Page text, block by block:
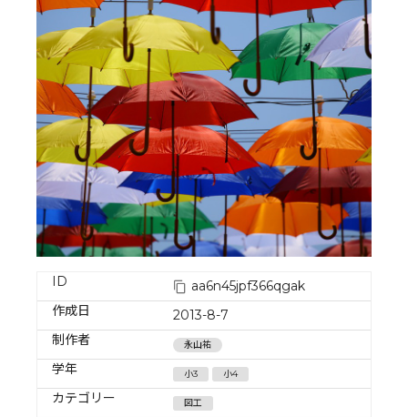
ID
aa6n45jpf366qgak
作成日
2013-8-7
制作者
永山祐
学年 小3 小4
カテゴリー 図工